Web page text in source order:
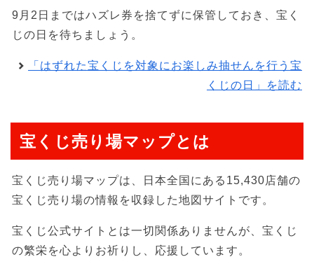
9月2日まではハズレ券を捨てずに保管しておき、宝く
じの日を待ちましょう。
「はずれた宝くじを対象にお楽しみ抽せんを行う宝
くじの日」を読む
宝くじ売り場マップとは
宝くじ売り場マップは、日本全国にある15,430店舗の
宝くじ売り場の情報を収録した地図サイトです。
宝くじ公式サイトとは一切関係ありませんが、宝くじ
の繁栄を心よりお祈りし、応援しています。